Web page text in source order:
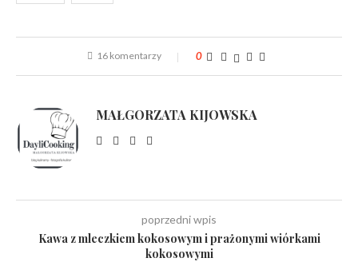
16 komentarzy 0
MAŁGORZATA KIJOWSKA
poprzedni wpis
Kawa z mleczkiem kokosowym i prażonymi wiórkami
kokosowymi